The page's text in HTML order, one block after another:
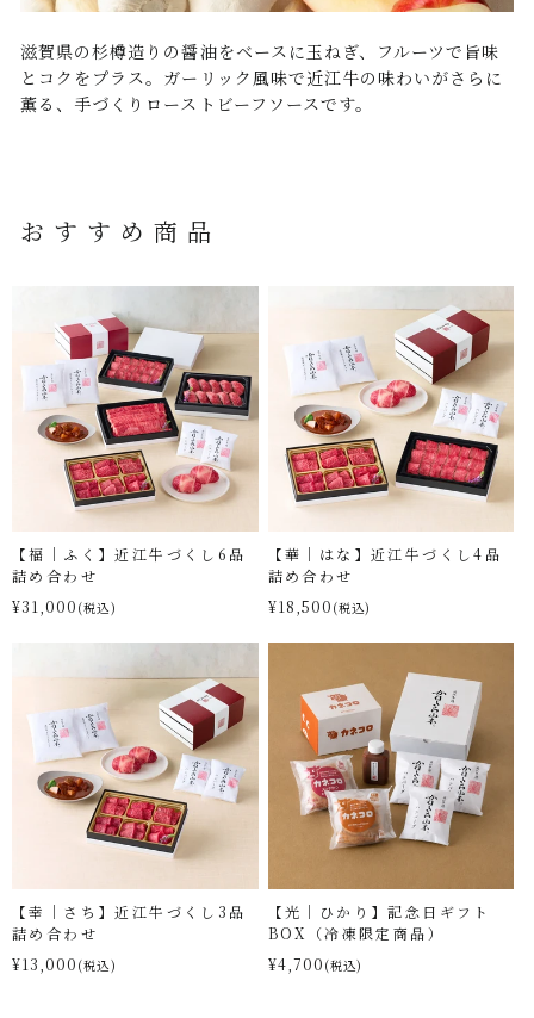
滋賀県の杉樽造りの醤油をベースに玉ねぎ、フルーツで旨味
とコクをプラス。ガーリック風味で近江牛の味わいがさらに
薫る、手づくりローストビーフソースです。
おすすめ商品
【福｜ふく】近江牛づくし6品
詰め合わせ
¥31,000 (税込)
【華｜はな】近江牛づくし4品
詰め合わせ
¥18,500 (税込)
【幸｜さち】近江牛づくし3品
詰め合わせ
¥13,000 (税込)
【光｜ひかり】記念日ギフト
BOX（冷凍限定商品）
¥4,700 (税込)